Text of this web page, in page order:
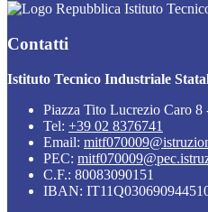
Istituto
Contatti
Istituto Tecnico Industriale
Piazza Tito Lucrezio Caro
Tel: +39 02 8376741
Email:
PEC:
C.F.: 80083090151
IBAN: